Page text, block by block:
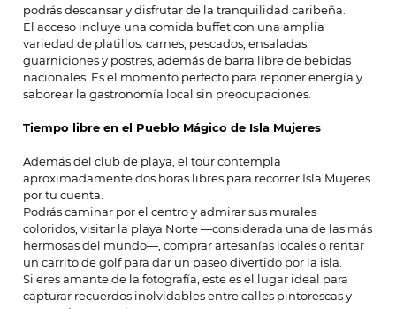
podrás descansar y disfrutar de la tranquilidad caribeña.
El acceso incluye una comida buffet con una amplia
variedad de platillos: carnes, pescados, ensaladas,
guarniciones y postres, además de barra libre de bebidas
nacionales. Es el momento perfecto para reponer energía y
saborear la gastronomía local sin preocupaciones.
Tiempo libre en el Pueblo Mágico de Isla Mujeres
Además del club de playa, el tour contempla
aproximadamente dos horas libres para recorrer Isla Mujeres
por tu cuenta.
Podrás caminar por el centro y admirar sus murales
coloridos, visitar la playa Norte —considerada una de las más
hermosas del mundo—, comprar artesanías locales o rentar
un carrito de golf para dar un paseo divertido por la isla.
Si eres amante de la fotografía, este es el lugar ideal para
capturar recuerdos inolvidables entre calles pintorescas y